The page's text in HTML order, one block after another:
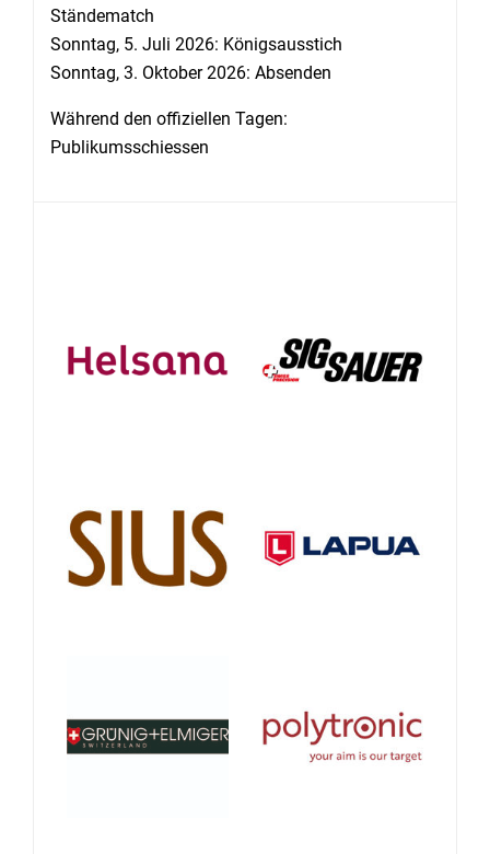
Ständematch
Sonntag, 5. Juli 2026: Königsausstich
Sonntag, 3. Oktober 2026: Absenden
Während den offiziellen Tagen:
Publikumsschiessen